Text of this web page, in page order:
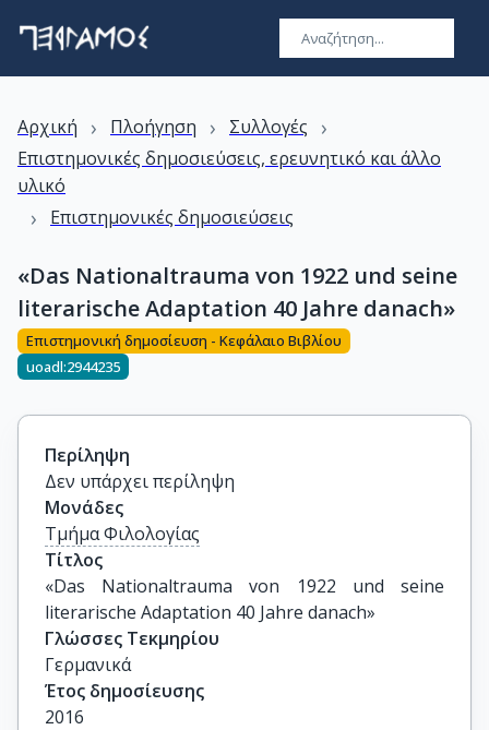
Αρχική › Πλοήγηση › Συλλογές ›
Επιστημονικές δημοσιεύσεις, ερευνητικό και άλλο
υλικό
› Επιστημονικές δημοσιεύσεις
«Das Nationaltrauma von 1922 und seine
literarische Adaptation 40 Jahre danach»
Επιστημονική δημοσίευση - Κεφάλαιο Βιβλίου
uoadl:2944235
Περίληψη
Δεν υπάρχει περίληψη
Μονάδες
Τμήμα Φιλολογίας
Τίτλος
«Das Nationaltrauma von 1922 und seine
literarische Adaptation 40 Jahre danach»
Γλώσσες Τεκμηρίου
Γερμανικά
Έτος δημοσίευσης
2016